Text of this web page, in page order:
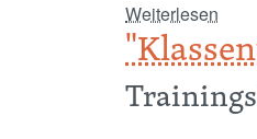
Weiterlesen